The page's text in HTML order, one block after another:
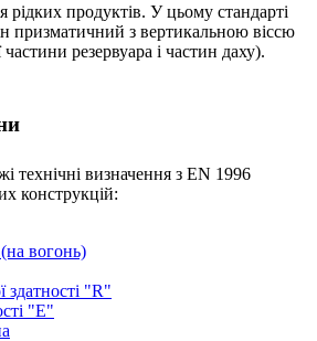
рідких продуктів. У цьому стандарті
призматичний з вертикальною віссю
резервуара і частин даху).
технічні визначення з EN 1996
конструкцій:
вогонь)
здатності "R"
"E"